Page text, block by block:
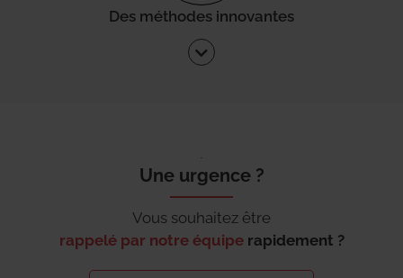
Des méthodes innovantes
Une urgence ?
Vous souhaitez être
rappelé par notre équipe rapidement ?